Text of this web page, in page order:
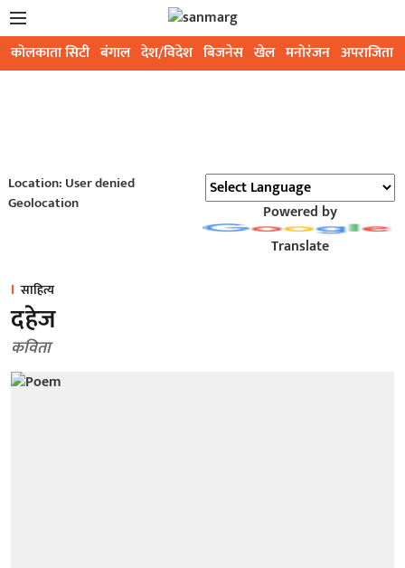
कोलकाता सिटी बंगाल देश/विदेश बिजनेस खेल मनोरंजन अपराजिता
Location: User denied
Geolocation
Powered by
Translate
साहित्य
दहेज
कविता